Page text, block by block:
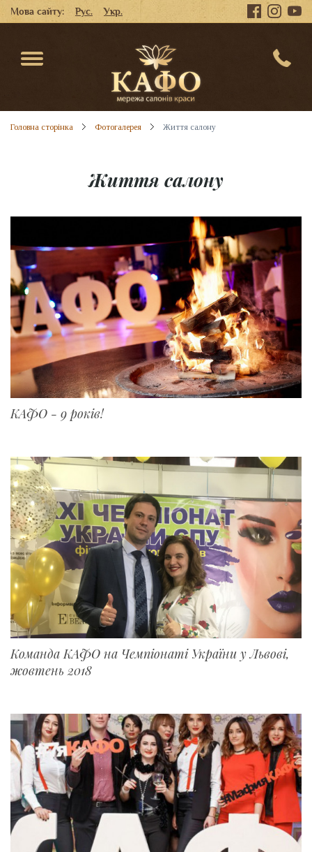
Мова сайту: Рус. Укр.
Головна сторінка Фотогалерея Життя салону
Життя салону
КАФО - 9 років!
Команда КАФО на Чемпіонаті України у Львові,
жовтень 2018